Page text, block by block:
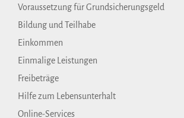
Voraussetzung für Grundsicherungsgeld
Bildung und Teilhabe
Einkommen
Einmalige Leistungen
Freibeträge
Hilfe zum Lebensunterhalt
Online-Services